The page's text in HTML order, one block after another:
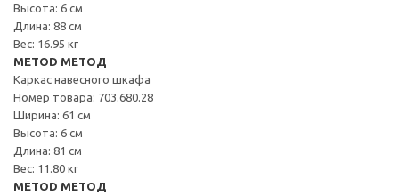
Высота: 6 см
Длина: 88 см
Вес: 16.95 кг
METOD МЕТОД
Каркас навесного шкафа
Номер товара: 703.680.28
Ширина: 61 см
Высота: 6 см
Длина: 81 см
Вес: 11.80 кг
METOD МЕТОД